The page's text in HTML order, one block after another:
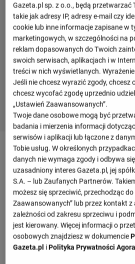
Szczegóły meczu Cucine
Itas Trentino
Przegląd
1.set -26 : 24
2.set -20 : 25
3.set -22 : 25
Gazeta.pl sp. z o.o., będą przetwarzać
takie jak adresy IP, adresy e-mail czy
cookie lub inne informacje zapisane w
marketingowych, w szczególności na
reklam dopasowanych do Twoich
swoich serwisach, aplikacjach i w
treści w nich wyświetlanych.
Jeśli nie chcesz wyrazić zgody, chcesz
chcesz wycofać zgodę uprzednio
„Ustawień Zaawansowanych”.
Twoje dane osobowe mogą być
badania i mierzenia informacji
serwisów i aplikacji lub łączone z
Tobie usług. W określonych
danych nie wymaga zgody i odbywa
uzasadniony interes Gazeta.pl, jej
S.A. – lub Zaufanych Partnerów.
możesz się sprzeciwić, przechodząc do
Zaawansowanych” lub przez kontakt
zależności od zakresu sprzeciwu i
jest kierowany. Więcej informacji o
osobowych znajdziesz w dokumencie
Gazeta.pl iPolityka Prywatności